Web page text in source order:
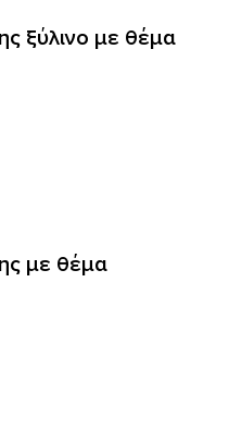
ξύλινο με θέμα
με θέμα